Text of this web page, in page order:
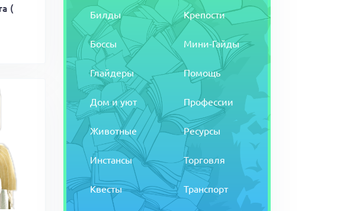
(
Билды
Боссы
Глайдеры
Дом и уют
Животные
Инстансы
Квесты
Крепости
Мини-Гайды
Помощь
Профессии
Ресурсы
Торговля
Транспорт